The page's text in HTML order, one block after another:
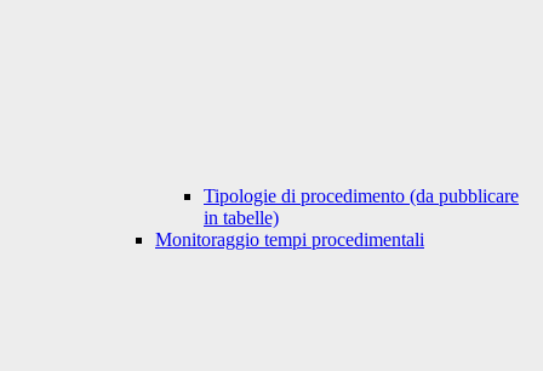
Tipologie di procedimento (da pubblicare
in tabelle)
Monitoraggio tempi procedimentali